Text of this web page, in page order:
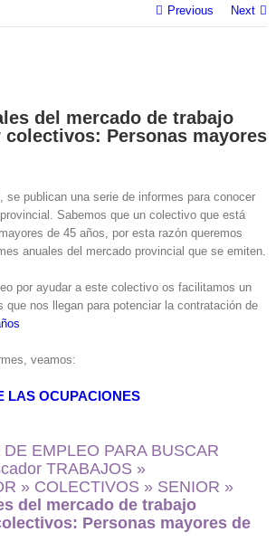
Previous Next
del mercado de trabajo
Personas mayores
se publican una serie de informes para conocer
Sabemos que un colectivo que está
de 45 años, por esta razón queremos
anuales del mercado provincial que se emiten.
por ayudar a este colectivo os facilitamos un
que nos llegan para potenciar la contratación de
veamos:
LAS OCUPACIONES
DE EMPLEO PARA BUSCAR
TRABAJOS »
» COLECTIVOS » SENIOR »
del mercado de trabajo
Personas mayores de